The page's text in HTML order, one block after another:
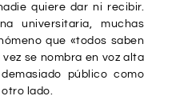
quiere dar ni recibir.
universitaria, muchas
que «todos saben
se nombra en voz alta
público como
lado.